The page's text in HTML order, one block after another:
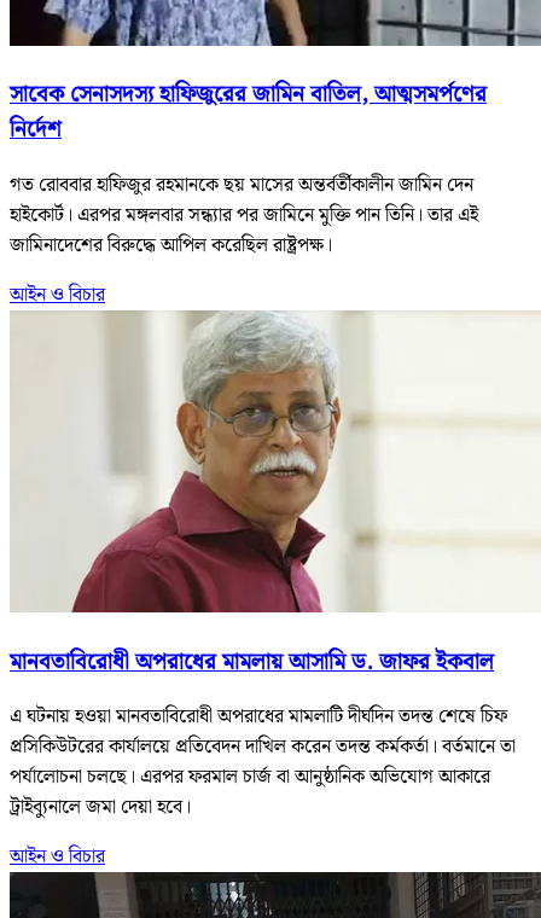
সাবেক সেনাসদস্য হাফিজুরের জামিন বাতিল, আত্মসমর্পণের
নির্দেশ
গত রোববার হাফিজুর রহমানকে ছয় মাসের অন্তর্বর্তীকালীন জামিন দেন
হাইকোর্ট। এরপর মঙ্গলবার সন্ধ্যার পর জামিনে মুক্তি পান তিনি। তার এই
জামিনাদেশের বিরুদ্ধে আপিল করেছিল রাষ্ট্রপক্ষ।
আইন ও বিচার
মানবতাবিরোধী অপরাধের মামলায় আসামি ড. জাফর ইকবাল
এ ঘটনায় হওয়া মানবতাবিরোধী অপরাধের মামলাটি দীর্ঘদিন তদন্ত শেষে চিফ
প্রসিকিউটরের কার্যালয়ে প্রতিবেদন দাখিল করেন তদন্ত কর্মকর্তা। বর্তমানে তা
পর্যালোচনা চলছে। এরপর ফরমাল চার্জ বা আনুষ্ঠানিক অভিযোগ আকারে
ট্রাইব্যুনালে জমা দেয়া হবে।
আইন ও বিচার